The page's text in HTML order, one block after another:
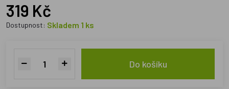
319 Kč
Dostupnost: Skladem 1 ks
Do košíku